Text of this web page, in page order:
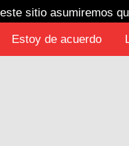
este sitio asumiremos
Estoy de acuerdo